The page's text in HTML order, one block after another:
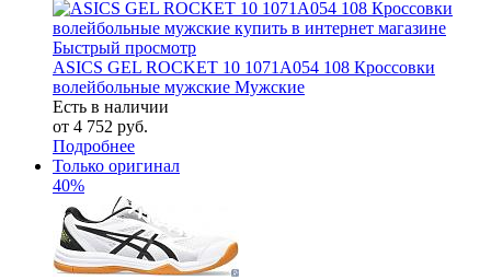
Быстрый просмотр
ASICS GEL ROCKET 10 1071A054 108 Кроссовки
волейбольные мужские Мужские
Есть в наличии
от 4 752 руб.
Подробнее
Только оригинал
40%